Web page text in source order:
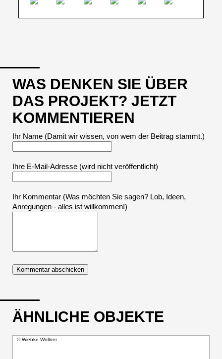
WAS DENKEN SIE ÜBER
DAS PROJEKT? JETZT
KOMMENTIEREN
Ihr Name (Damit wir wissen, von wem der Beitrag stammt.)
Ihre E-Mail-Adresse (wird nicht veröffentlicht)
Ihr Kommentar (Was möchten Sie sagen? Lob, Ideen,
Anregungen - alles ist willkommen!)
ÄHNLICHE OBJEKTE
© Wiebke Wollner